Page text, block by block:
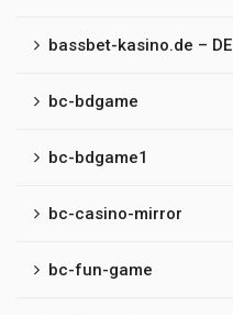
bassbet-kasino.de – DE
bc-bdgame
bc-bdgame1
bc-casino-mirror
bc-fun-game